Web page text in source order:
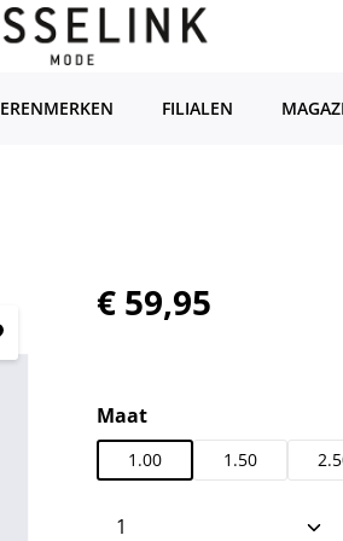
FILIALEN
Normale prijs:
€ 59,95
Selecteer
Maat
1.00 1.50